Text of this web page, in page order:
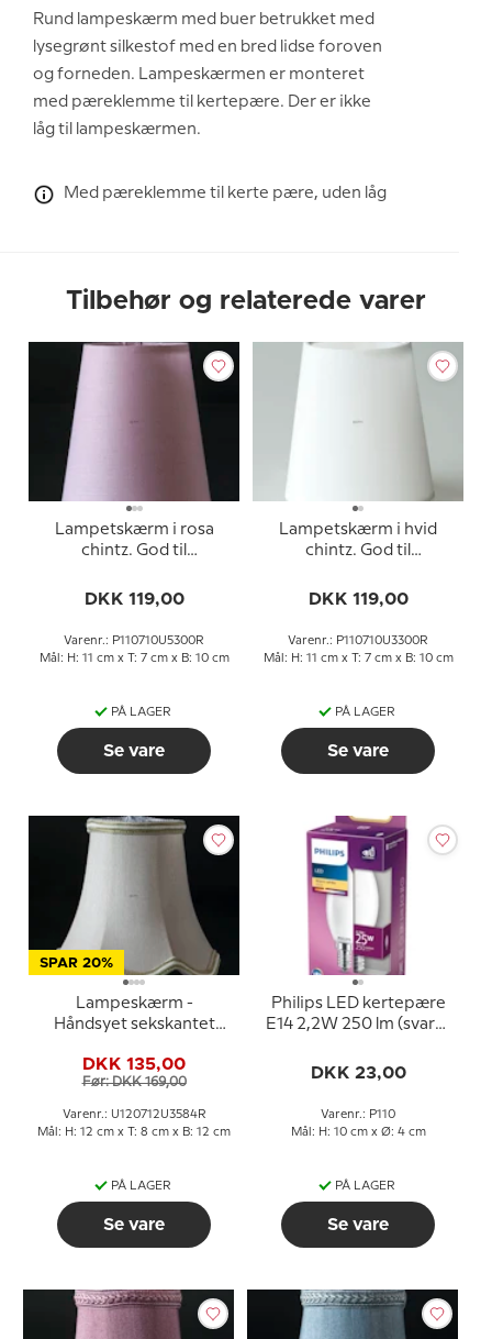
Rund lampeskærm med buer betrukket med
lysegrønt silkestof med en bred lidse foroven
og forneden. Lampeskærmen er monteret
med pæreklemme til kertepære. Der er ikke
låg til lampeskærmen.
Med pæreklemme til kerte pære, uden låg
Tilbehør og relaterede varer
Lampetskærm i rosa
chintz. God til
mv,
DKK 119,00
Varenr.: P110710U5300R
Mål: H: 11 cm x T: 7 cm x B: 10 cm
PÅ LAGER
Se vare
Lampetskærm i hvid
chintz. God til
mv,
DKK 119,00
Varenr.: P110710U3300R
Mål: H: 11 cm x T: 7 cm x B: 10 cm
PÅ LAGER
Se vare
SPAR 20%
Lampeskærm -
Håndsyet sekskantet
betrukket med off white
silke
DKK 135,00
Før: DKK 169,00
Varenr.: U120712U3584R
Mål: H: 12 cm x T: 8 cm x B: 12 cm
PÅ LAGER
Se vare
Philips LED kertepære
E14 2,2W 250 lm (svarer
Lys 2700k (15000 timer)
DKK 23,00
Varenr.: P110
Mål: H: 10 cm x Ø: 4 cm
PÅ LAGER
Se vare